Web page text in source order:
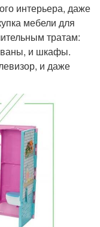
интерьера, даже
мебели для
тратам:
и шкафы.
и даже